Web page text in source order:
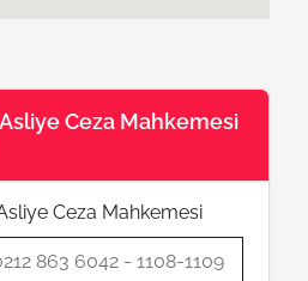
Ceza Mahkemesi
Ceza Mahkemesi
863 6042 - 1108-1109